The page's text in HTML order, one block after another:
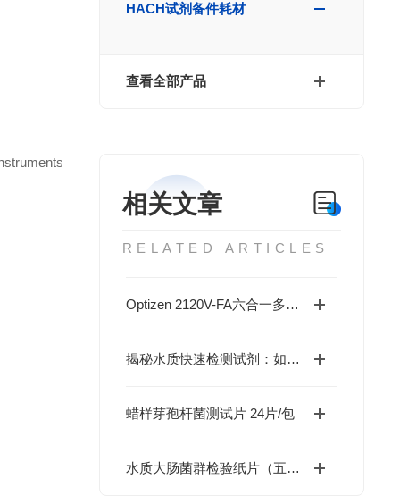
HACH试剂备件耗材
查看全部产品
相关文章
RELATED ARTICLES
Optizen 2120V-FA六合一多功能食品安全快速检测仪
揭秘水质快速检测试剂：如何高效识别水中的有害物质
蜡样芽孢杆菌测试片 24片/包
水质大肠菌群检验纸片（五管法）1份/包